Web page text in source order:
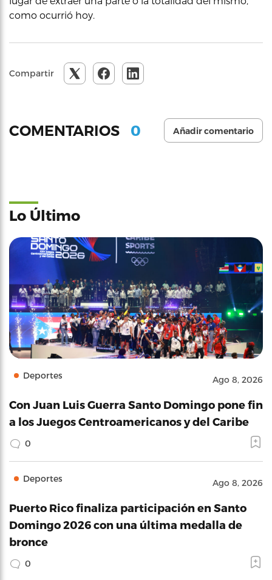
como ocurrió hoy.
Compartir
COMENTARIOS 0 Añadir comentario
Lo Último
Deportes Ago 8, 2026
Con Juan Luis Guerra Santo Domingo pone fin
a los Juegos Centroamericanos y del Caribe
0
Deportes Ago 8, 2026
Puerto Rico finaliza participación en Santo
Domingo 2026 con una última medalla de
bronce
0